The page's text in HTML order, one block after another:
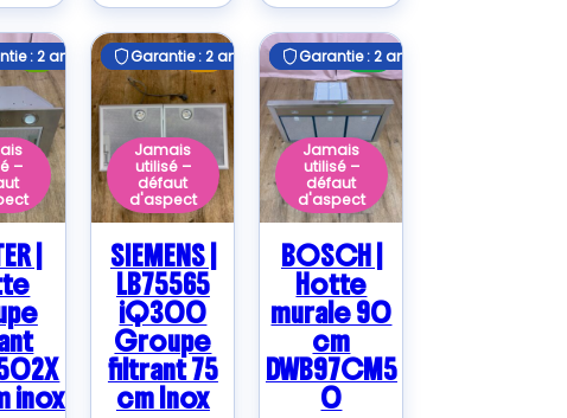
B
: 2 ans
–
: 2 ans
|
inox
C
Garantie : 2 ans
Jamais
utilisé –
défaut
d'aspect
Garantie : 2 ans
SIEMENS |
LB75565
iQ300
Groupe
filtrant 75
cm Inox
A+
Garantie : 2 ans
Jamais
utilisé –
défaut
d'aspect
Garantie : 2 ans
BOSCH |
Hotte
murale 90
cm
DWB97CM5
0